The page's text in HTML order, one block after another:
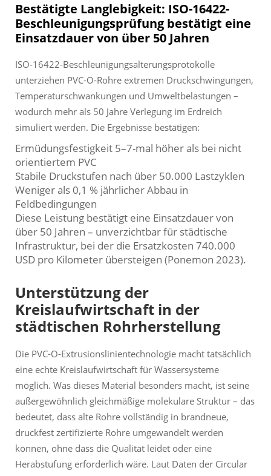
Bestätigte Langlebigkeit: ISO-16422-
Beschleunigungsprüfung bestätigt eine
Einsatzdauer von über 50 Jahren
ISO-16422-Beschleunigungsalterungsprotokolle
unterziehen PVC-O-Rohre extremen Druckschwingungen,
Temperaturschwankungen und Umweltbelastungen –
wodurch mehr als 50 Jahre Verlegung im Erdreich
simuliert werden. Die Ergebnisse bestätigen:
Ermüdungsfestigkeit 5–7-mal höher als bei nicht
orientiertem PVC
Stabile Druckstufen nach über 50.000 Lastzyklen
Weniger als 0,1 % jährlicher Abbau in
Feldbedingungen
Diese Leistung bestätigt eine Einsatzdauer von
über 50 Jahren – unverzichtbar für städtische
Infrastruktur, bei der die Ersatzkosten 740.000
USD pro Kilometer übersteigen (Ponemon 2023).
Unterstützung der
Kreislaufwirtschaft in der
städtischen Rohrherstellung
Die PVC-O-Extrusionslinientechnologie macht tatsächlich
eine echte Kreislaufwirtschaft für Wassersysteme
möglich. Was dieses Material besonders macht, ist seine
außergewöhnlich gleichmäßige molekulare Struktur – das
bedeutet, dass alte Rohre vollständig in brandneue,
druckfest zertifizierte Rohre umgewandelt werden
können, ohne dass die Qualität leidet oder eine
Herabstufung erforderlich wäre. Laut Daten der Circular